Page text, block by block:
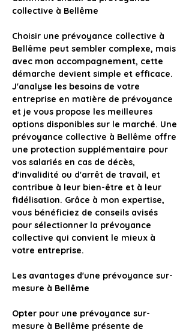
collective à Bellême
Choisir une prévoyance collective à
Bellême peut sembler complexe, mais
avec mon accompagnement, cette
démarche devient simple et efficace.
J'analyse les besoins de votre
entreprise en matière de prévoyance
et je vous propose les meilleures
options disponibles sur le marché. Une
prévoyance collective à Bellême offre
une protection supplémentaire pour
vos salariés en cas de décès,
d'invalidité ou d'arrêt de travail, et
contribue à leur bien-être et à leur
fidélisation. Grâce à mon expertise,
vous bénéficiez de conseils avisés
pour sélectionner la prévoyance
collective qui convient le mieux à
votre entreprise.
Les avantages d'une prévoyance sur-
mesure à Bellême
Opter pour une prévoyance sur-
mesure à Bellême présente de